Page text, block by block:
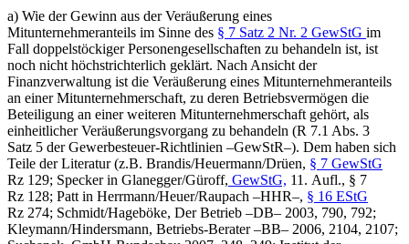
a) Wie der Gewinn aus der Veräußerung eines
Mitunternehmeranteils im Sinne des § 7 Satz 2 Nr. 2 GewStG im
Fall doppelstöckiger Personengesellschaften zu behandeln ist, ist
noch nicht höchstrichterlich geklärt. Nach Ansicht der
Finanzverwaltung ist die Veräußerung eines Mitunternehmeranteils
an einer Mitunternehmerschaft, zu deren Betriebsvermögen die
Beteiligung an einer weiteren Mitunternehmerschaft gehört, als
einheitlicher Veräußerungsvorgang zu behandeln (R 7.1 Abs. 3
Satz 5 der Gewerbesteuer-Richtlinien –GewStR–). Dem haben sich
Teile der Literatur (z.B. Brandis/Heuermann/Drüen, § 7 GewStG
Rz 129; Specker in Glanegger/Güroff, GewStG, 11. Aufl., § 7
Rz 128; Patt in Herrmann/Heuer/Raupach –HHR–, § 16 EStG
Rz 274; Schmidt/Hageböke, Der Betrieb –DB– 2003, 790, 792;
Kleymann/Hindersmann, Betriebs-Berater –BB– 2006, 2104, 2107;